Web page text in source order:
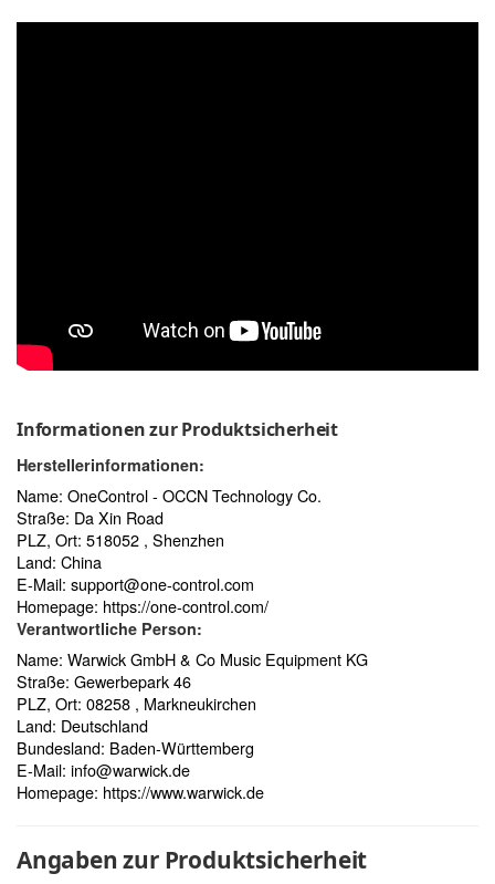
Informationen zur Produktsicherheit
Herstellerinformationen:
Name: OneControl - OCCN Technology Co.
Straße: Da Xin Road
PLZ, Ort: 518052 , Shenzhen
Land: China
E-Mail: support@one-control.com
Homepage: https://one-control.com/
Verantwortliche Person:
Name: Warwick GmbH & Co Music Equipment KG
Straße: Gewerbepark 46
PLZ, Ort: 08258 , Markneukirchen
Land: Deutschland
Bundesland: Baden-Württemberg
E-Mail: info@warwick.de
Homepage: https://www.warwick.de
Angaben zur Produktsicherheit